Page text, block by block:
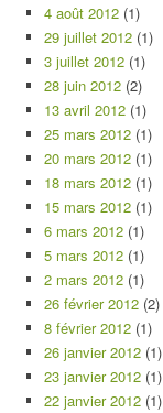
4 août 2012 (1)
29 juillet 2012 (1)
3 juillet 2012 (1)
28 juin 2012 (2)
13 avril 2012 (1)
25 mars 2012 (1)
20 mars 2012 (1)
18 mars 2012 (1)
15 mars 2012 (1)
6 mars 2012 (1)
5 mars 2012 (1)
2 mars 2012 (1)
26 février 2012 (2)
8 février 2012 (1)
26 janvier 2012 (1)
23 janvier 2012 (1)
22 janvier 2012 (1)